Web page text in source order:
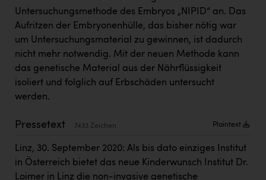
Kärcher
Karin Liedl
KIWI Kinderwunsch Institut Dr. Loimer
Kleider Bauer
Kremsmüller Anlagenbau GmbH
Untersuchungsmethode des Embryos „NIPID“ an. Das
Aufritzen der Embryonenhülle, das bisher nötig war
um Untersuchungsmaterial zu gewinnen, ist dadurch
nicht mehr notwendig. Mit der neuen Methode kann
das genetische Material aus der Nährflüssigkeit
isoliert und folglich auf Erbschäden untersucht
werden.
Pressetext 7433 Zeichen Plaintext
Linz, 30. September 2020: Als bis dato einziges Institut
in Österreich bietet das neue Kinderwunsch Institut Dr.
Loimer in Linz die non-invasive genetische